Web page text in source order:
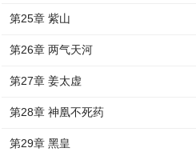
第25章 紫山
第26章 两气天河
第27章 姜太虚
第28章 神凰不死药
第29章 黑皇